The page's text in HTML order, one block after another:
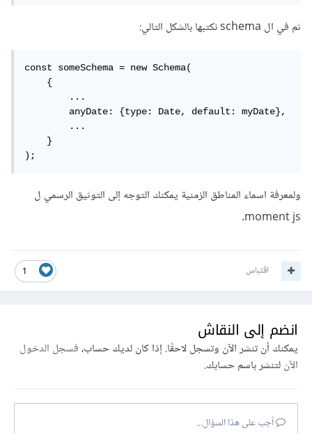
ثم في ال schema نكتبها بالشكل التالي:
const someSchema = new Schema(
    {
        ...
        anyDate: {type: Date, default: myDate},
        ...
    }
);
ولمعرفة اسماء المناطق الزمنية يمكنك التوجه إلى التوثيق الرسمي ل
moment js.
1 اقتباس
انضم إلى النقاش
يمكنك أن تنشر الآن وتسجل لاحقًا. إذا كان لديك حساب،فسجل الدخول
الآنلتنشر باسم حسابك.
أجب على هذا السؤال...